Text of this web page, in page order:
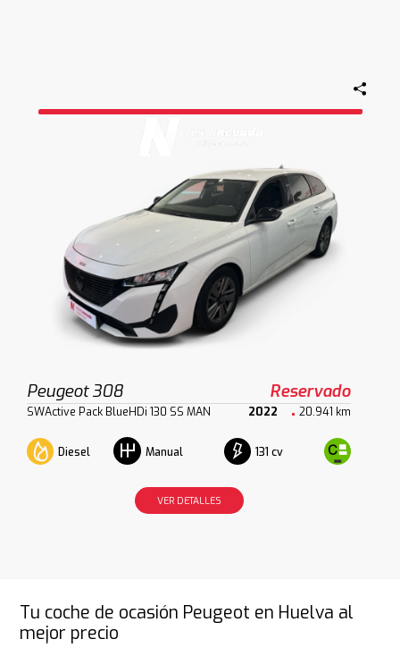
Peugeot 308 Reservado
SWActive Pack BlueHDi 130 SS MAN 2022 20.941 km
Diesel Manual 131 cv
VER DETALLES
Tu coche de ocasión Peugeot en Huelva al
mejor precio